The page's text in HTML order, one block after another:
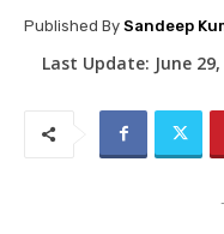
Published By Sandeep
Last Update: June